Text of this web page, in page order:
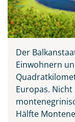
Der
Einwohnern
Europas.
Hälfte